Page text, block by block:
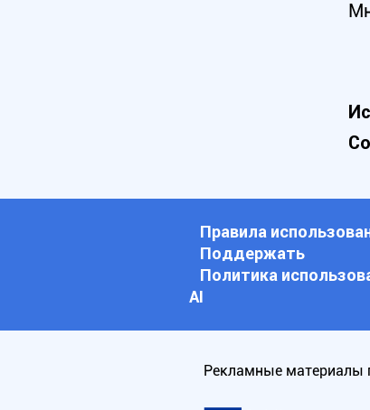
Правила
Поддержать
Политика
АI
Рекламные материалы